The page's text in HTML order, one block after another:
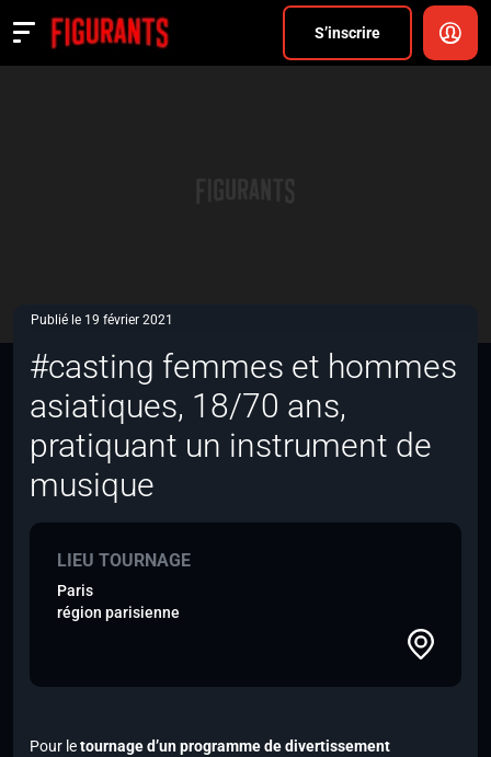
S’inscrire
Actualités
Publié le 19 février 2021
#casting femmes et hommes
asiatiques, 18/70 ans,
pratiquant un instrument de
musique
LIEU TOURNAGE
Paris
région parisienne
Pour letournage d’un programme de divertissement